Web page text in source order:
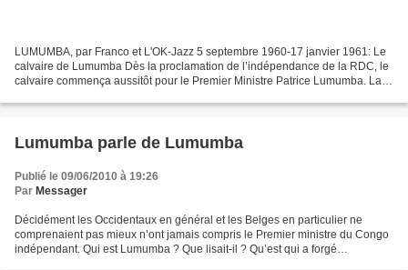
LUMUMBA, par Franco et L'OK-Jazz 5 septembre 1960-17 janvier 1961: Le
calvaire de Lumumba Dès la proclamation de l’indépendance de la RDC, le
calvaire commença aussitôt pour le Premier Ministre Patrice Lumumba. La
Lumumba parle de Lumumba
Publié le 09/06/2010 à 19:26
Par Messager
Décidément les Occidentaux en général et les Belges en particulier ne
comprenaient pas mieux n’ont jamais compris le Premier ministre du Congo
indépendant. Qui est Lumumba ? Que lisait-il ? Qu’est qui a forgé